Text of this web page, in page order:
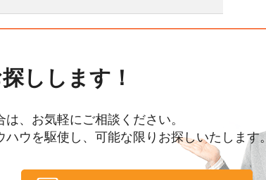
しします！
、お気軽にご相談ください。
ウを駆使し、可能な限りお探しいたします。